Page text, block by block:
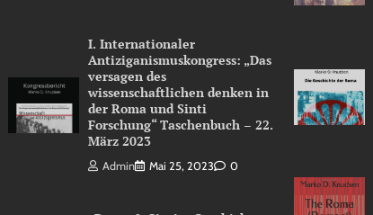
I. Internationaler
Antiziganismuskongress: „Das
versagen des
wissenschaftlichen denken in
der Roma und Sinti
Forschung“ Taschenbuch – 22.
März 2023
Admin Mai 25, 2023 0